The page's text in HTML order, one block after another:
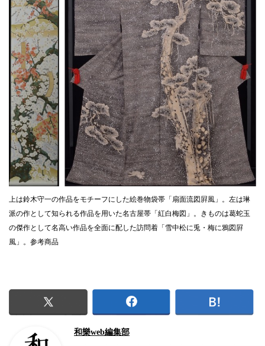
上は鈴木守一の作品をモチーフにした絵巻物袋帯「扇面流図屛風」。左は琳
派の作として知られる作品を用いた名古屋帯「紅白梅図」。きものは葛蛇玉
の傑作として名高い作品を全面に配した訪問着「雪中松に兎・梅に鴉図屛
風」。参考商品
和樂web編集部